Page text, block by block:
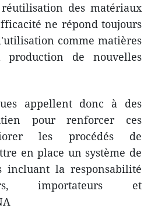
des matériaux
ne répond toujours
comme matières
de nouvelles
appellent donc à des
pour renforcer ces
les procédés de
en place un système de
incluant la responsabilité
importateurs et